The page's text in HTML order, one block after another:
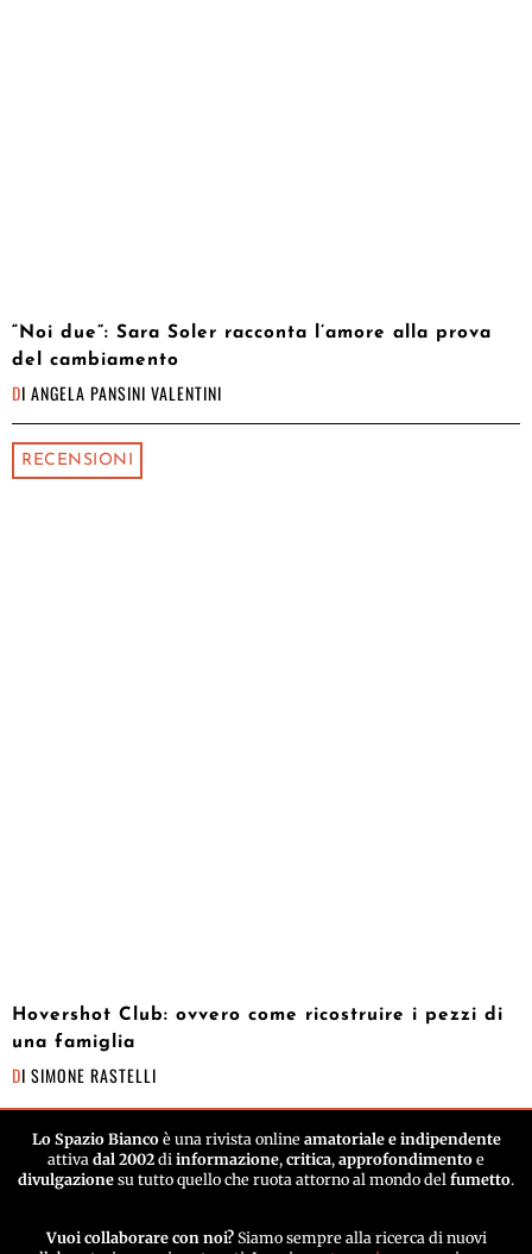
“Noi due”: Sara Soler racconta l’amore alla prova
del cambiamento
DI ANGELA PANSINI VALENTINI
RECENSIONI
Hovershot Club: ovvero come ricostruire i pezzi di
una famiglia
DI SIMONE RASTELLI
Lo Spazio Biancoè una rivista online amatoriale e indipendente
attiva dal 2002 di informazione, critica, approfondimento e
divulgazione su tutto quello che ruota attorno al mondo del fumetto.
Vuoi collaborare con noi? Siamo sempre alla ricerca di nuovi